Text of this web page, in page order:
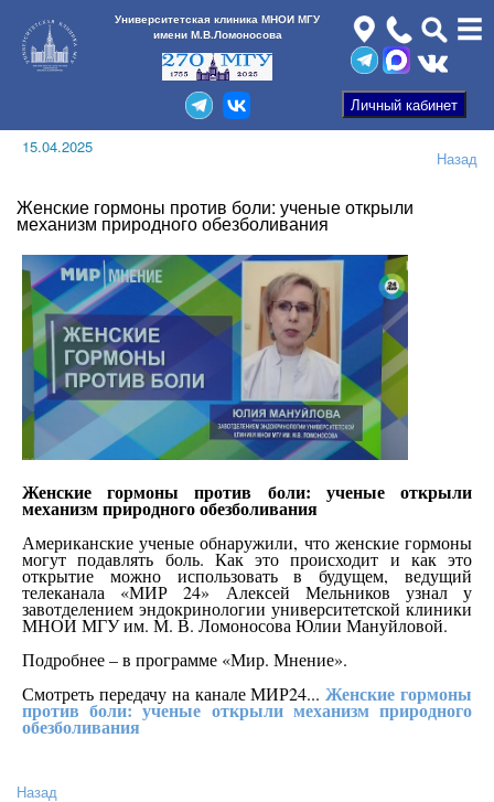
Университетская клиника МНОИ МГУ
имени М.В.Ломоносова
15.04.2025
Назад
Женские гормоны против боли: ученые открыли
механизм природного обезболивания
Женские гормоны против боли: ученые открыли
механизм природного обезболивания
Американские ученые обнаружили, что женские гормоны
могут подавлять боль. Как это происходит и как это
открытие можно использовать в будущем, ведущий
телеканала «МИР 24» Алексей Мельников узнал у
завотделением эндокринологии университетской клиники
МНОИ МГУ им. М. В. Ломоносова Юлии Мануйловой.
Подробнее – в программе «Мир. Мнение».
Смотреть передачу на канале МИР24...Женские гормоны
против боли: ученые открыли механизм природного
обезболивания
Назад